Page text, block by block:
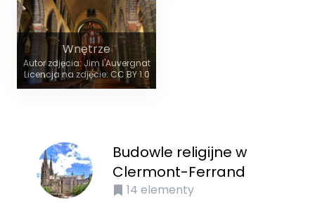
Wnętrze
Autor zdjęcia: Jim l'Auvergnat
Licencja na zdjęcie: CC BY 1.0
Budowle religijne w
Clermont-Ferrand
14 elementy